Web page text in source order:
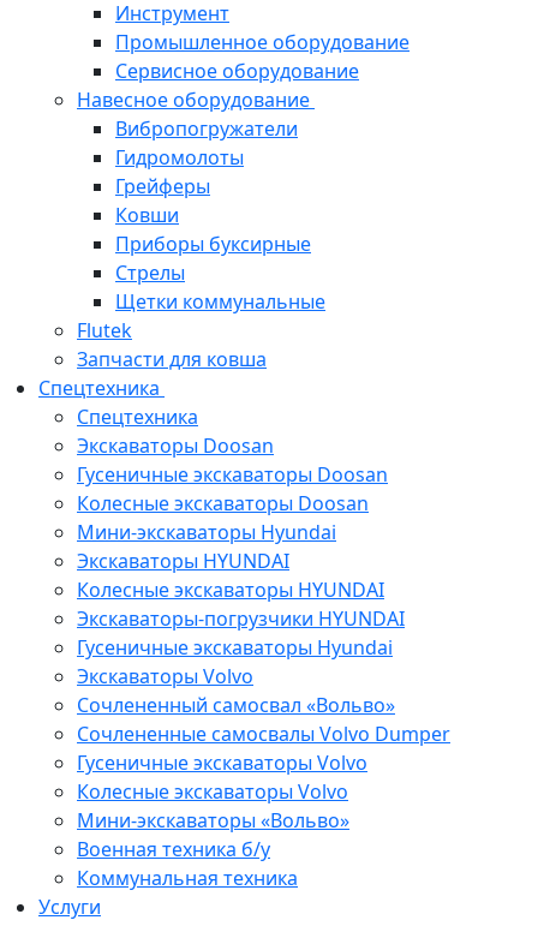
Инструмент
Промышленное оборудование
Сервисное оборудование
Навесное оборудование
Вибропогружатели
Гидромолоты
Грейферы
Ковши
Приборы буксирные
Стрелы
Щетки коммунальные
Flutek
Запчасти для ковша
Спецтехника
Спецтехника
Экскаваторы Doosan
Гусеничные экскаваторы Doosan
Колесные экскаваторы Doosan
Мини-экскаваторы Hyundai
Экскаваторы HYUNDAI
Колесные экскаваторы HYUNDAI
Экскаваторы-погрузчики HYUNDAI
Гусеничные экскаваторы Hyundai
Экскаваторы Volvo
Сочлененный самосвал «Вольво»
Сочлененные самосвалы Volvo Dumper
Гусеничные экскаваторы Volvo
Колесные экскаваторы Volvo
Мини-экскаваторы «Вольво»
Военная техника б/у
Коммунальная техника
Услуги